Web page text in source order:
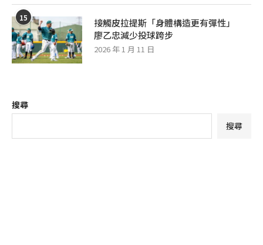
15
接觸皮拉提斯「身體構造更有彈性」
廖乙忠減少投球跨步
2026 年 1 月 11 日
搜尋
搜尋